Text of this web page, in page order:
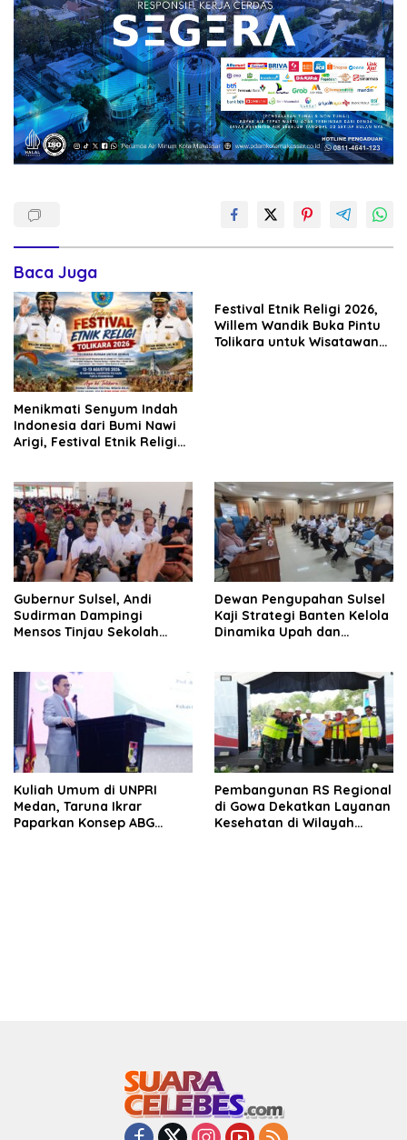
Baca Juga
Menikmati Senyum Indah
Indonesia dari Bumi Nawi
Arigi, Festival Etnik Religi
Festival Etnik Religi 2026,
Willem Wandik Buka Pintu
Tolikara untuk Wisatawan
Gubernur Sulsel, Andi
Sudirman Dampingi
Mensos Tinjau Sekolah
Dukungan Pengembangan
Program
Dewan Pengupahan Sulsel
Kaji Strategi Banten Kelola
Dinamika Upah dan
Kuliah Umum di UNPRI
Medan, Taruna Ikrar
Paparkan Konsep ABG
Pembangunan RS Regional
di Gowa Dekatkan Layanan
Kesehatan di Wilayah